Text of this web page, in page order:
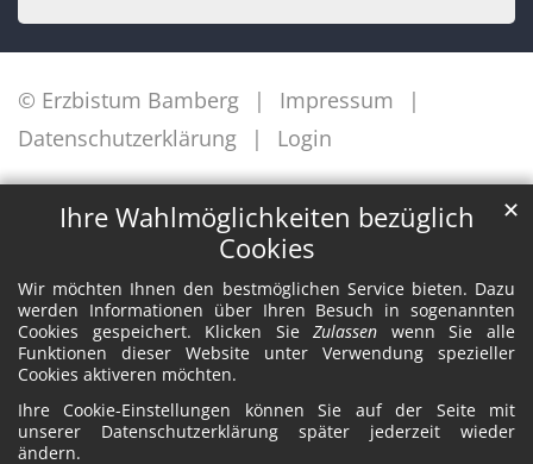
Ihre Wahlmöglichkeiten bezüglich
Cookies
Wir möchten Ihnen den bestmöglichen Service bieten. Dazu
werden Informationen über Ihren Besuch in sogenannten
Cookies gespeichert. Klicken SieZulassen wenn Sie alle
Funktionen dieser Website unter Verwendung spezieller
Cookies aktiveren möchten.
Ihre Cookie-Einstellungen können Sie auf der Seite mit
unserer Datenschutzerklärung später jederzeit wieder
ändern.
✕
© Erzbistum Bamberg
Impressum
Datenschutzerklärung
Login